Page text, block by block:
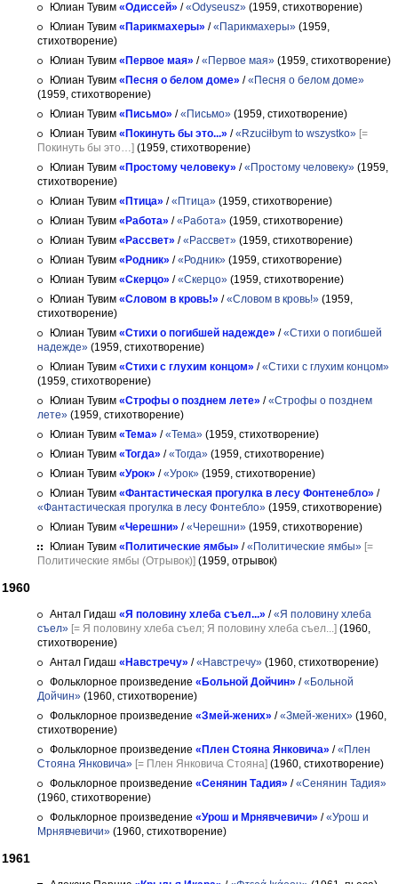
Юлиан Тувим «Одиссей» /«Odyseusz» (1959, стихотворение)
Юлиан Тувим «Парикмахеры» /«Парикмахеры» (1959,
стихотворение)
Юлиан Тувим «Первое мая» /«Первое мая» (1959, стихотворение)
Юлиан Тувим «Песня о белом доме» /«Песня о белом доме»
(1959, стихотворение)
Юлиан Тувим «Письмо» /«Письмо» (1959, стихотворение)
Юлиан Тувим «Покинуть бы это...» /«Rzuciłbym to wszystko» [=
Покинуть бы это…] (1959, стихотворение)
Юлиан Тувим «Простому человеку» /«Простому человеку» (1959,
стихотворение)
Юлиан Тувим «Птица» /«Птица» (1959, стихотворение)
Юлиан Тувим «Работа» /«Работа» (1959, стихотворение)
Юлиан Тувим «Рассвет» /«Рассвет» (1959, стихотворение)
Юлиан Тувим «Родник» /«Родник» (1959, стихотворение)
Юлиан Тувим «Скерцо» /«Скерцо» (1959, стихотворение)
Юлиан Тувим «Словом в кровь!» /«Словом в кровь!» (1959,
стихотворение)
Юлиан Тувим «Стихи о погибшей надежде» /«Стихи о погибшей
надежде» (1959, стихотворение)
Юлиан Тувим «Стихи с глухим концом» /«Стихи с глухим концом»
(1959, стихотворение)
Юлиан Тувим «Строфы о позднем лете» /«Строфы о позднем
лете» (1959, стихотворение)
Юлиан Тувим «Тема» /«Тема» (1959, стихотворение)
Юлиан Тувим «Тогда» /«Тогда» (1959, стихотворение)
Юлиан Тувим «Урок» /«Урок» (1959, стихотворение)
Юлиан Тувим «Фантастическая прогулка в лесу Фонтенебло» /
«Фантастическая прогулка в лесу Фонтебло» (1959, стихотворение)
Юлиан Тувим «Черешни» /«Черешни» (1959, стихотворение)
Юлиан Тувим «Политические ямбы» /«Политические ямбы» [=
Политические ямбы (Отрывок)] (1959, отрывок)
1960
Антал Гидаш «Я половину хлеба съел...» /«Я половину хлеба
съел» [= Я половину хлеба съел; Я половину хлеба съел...] (1960,
стихотворение)
Антал Гидаш «Навстречу» /«Навстречу» (1960, стихотворение)
Фольклорное произведение «Больной Дойчин» /«Больной
Дойчин» (1960, стихотворение)
Фольклорное произведение «Змей-жених» /«Змей-жених» (1960,
стихотворение)
Фольклорное произведение «Плен Стояна Янковича» /«Плен
Стояна Янковича» [= Плен Янковича Стояна] (1960, стихотворение)
Фольклорное произведение «Сенянин Тадия» /«Сенянин Тадия»
(1960, стихотворение)
Фольклорное произведение «Урош и Мрнявчевичи» /«Урош и
Мрнявчевичи» (1960, стихотворение)
1961